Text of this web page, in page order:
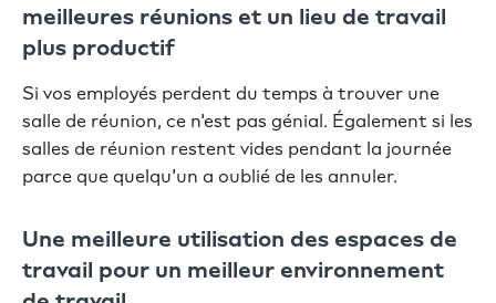
meilleures réunions et un lieu de travail
plus productif
Si vos employés perdent du temps à trouver une
salle de réunion, ce n'est pas génial. Également si les
salles de réunion restent vides pendant la journée
parce que quelqu'un a oublié de les annuler.
Une meilleure utilisation des espaces de
travail pour un meilleur environnement